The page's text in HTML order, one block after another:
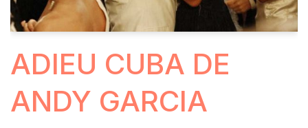
ADIEU CUBA DE
ANDY GARCIA